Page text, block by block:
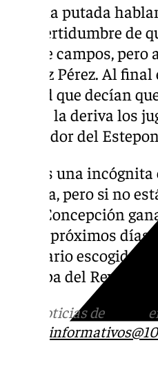
“Es una putada
la incertidumbre de
tipo de campos,
Muñoz Pérez. Al
césped que decían
poco a la deriva los
el jugador del
Aún es una
Málaga, pero si no
de la Concepción
en los próximos
escenario escogido
de Copa del Rey.
Más noticias de